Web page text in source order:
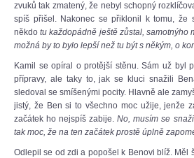
zvuků tak zmatený, že nebyl schopný
spíš přišel. Nakonec se přiklonil k tomu, že
někdo tu každopádně ještě zůstal, samotnýho
možná by to bylo lepší než tu být s někým, o
Kamil se opíral o protější stěnu. Sám už byl
přípravy, ale taky to, jak se kluci snažili
sledoval se smíšenými pocity. Hlavně ale
jistý, že Ben si to všechno moc užije, jenže
začátek ho nejspíš zabije.No, musím se
tak moc, že na ten začátek prostě úplně
Odlepil se od zdi a popošel k Benovi blíž. Měl